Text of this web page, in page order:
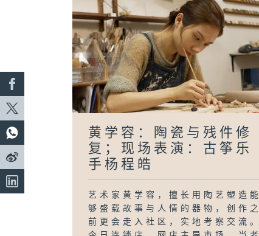
黄学容：陶瓷与残件修
复；现场表演：古筝乐
手杨程皓
艺术家黄学容，擅长用陶艺塑造能
够盛载故事与人情的器物，创作之
前更会走入社区，实地考察交流。